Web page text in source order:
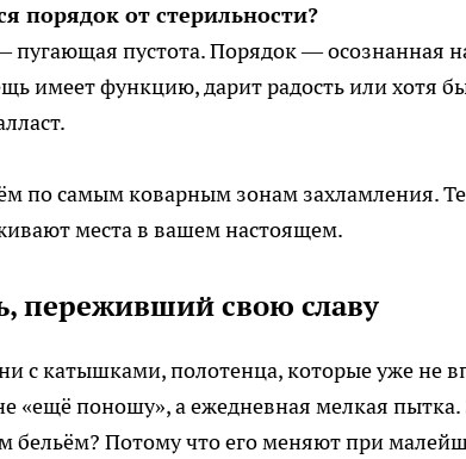
порядок от стерильности?
пугающая пустота. Порядок — осознанная
имеет функцию, дарит радость или хотя
по самым коварным зонам захламления.
места в вашем настоящем.
переживший свою славу
с катышками, полотенца, которые уже не
«ещё поношу», а ежедневная мелкая
бельём? Потому что его меняют при